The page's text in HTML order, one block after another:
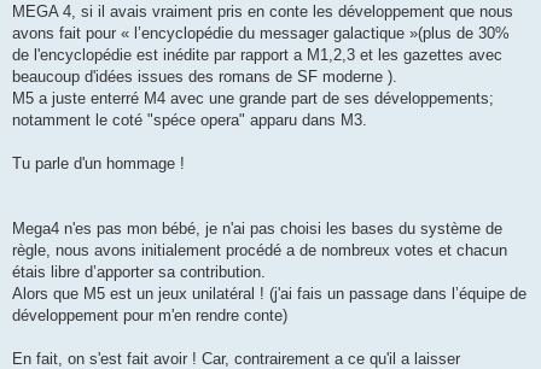
MEGA 4, si il avais vraiment pris en conte les développement que nous
avons fait pour « l’encyclopédie du messager galactique »(plus de 30%
de l'encyclopédie est inédite par rapport a M1,2,3 et les gazettes avec
beaucoup d'idées issues des romans de SF moderne ).
M5 a juste enterré M4 avec une grande part de ses développements;
notamment le coté "spéce opera" apparu dans M3.
Tu parle d'un hommage !
Mega4 n'es pas mon bébé, je n'ai pas choisi les bases du système de
règle, nous avons initialement procédé a de nombreux votes et chacun
étais libre d’apporter sa contribution.
Alors que M5 est un jeux unilatéral ! (j'ai fais un passage dans l’équipe de
développement pour m'en rendre conte)
En fait, on s'est fait avoir ! Car, contrairement a ce qu'il a laisser